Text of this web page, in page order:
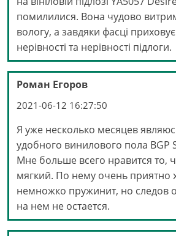
помилилися. Вона чудово
вологу, а завдяки фасці приховує
нерівності та нерівності підлоги.
Роман Егоров
2021-06-12 16:27:50
Я уже несколько месяцев
удобного винилового пола BGP
Мне больше всего нравится то,
мягкий. По нему очень приятно
немножко пружинит, но следов
на нем не остается.